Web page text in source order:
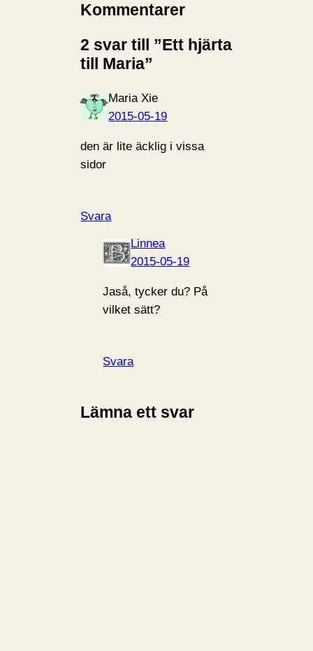
Kommentarer
2 svar till ”Ett hjärta
till Maria”
Maria Xie
2015-05-19
den är lite äcklig i vissa
sidor
Svara
Linnea
2015-05-19
Jaså, tycker du? På
vilket sätt?
Svara
Lämna ett svar